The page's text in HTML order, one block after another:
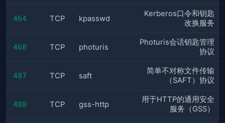
464 TCP kpasswd
Kerberos口令和钥匙
改换服务
468 TCP photuris
Photuris会话钥匙管理
协议
487 TCP saft
简单不对称文件传输
（SAFT）协议
488 TCP gss-http
用于HTTP的通用安全
服务（GSS）